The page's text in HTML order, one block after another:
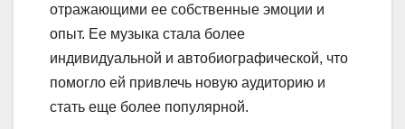
отражающими ее собственные эмоции и
опыт. Ее музыка стала более
индивидуальной и автобиографической, что
помогло ей привлечь новую аудиторию и
стать еще более популярной.